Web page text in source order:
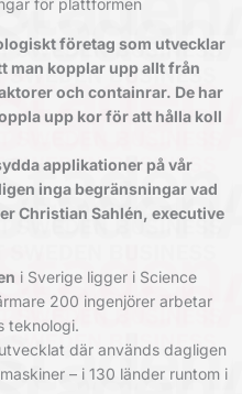
för plattformen
företag som utvecklar
man kopplar upp allt från
och containrar. De har
upp kor för att hålla koll
applikationer på vår
inga begränsningar vad
Christian Sahlén, executive
i Sverige ligger i Science
200 ingenjörer arbetar
teknologi.
där används dagligen
– i 130 länder runtom i